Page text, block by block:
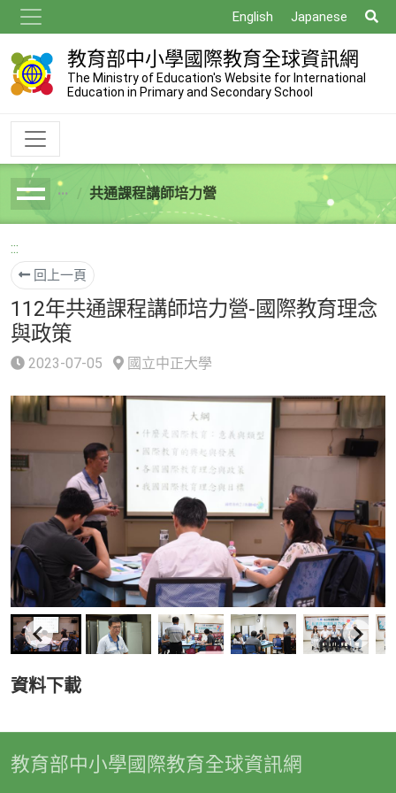
到
主
要
內
English Japanese
尋
教育部中小學國際教育全球資訊網
The Ministry of Education's Website for International
Education in Primary and Secondary School
breadcrumb共通課程講師培力營
:::
回上一頁
112年共通課程講師培力營-國際教育理念
與政策
2023-07-05 國立中正大學
資料下載
教育部中小學國際教育全球資訊網